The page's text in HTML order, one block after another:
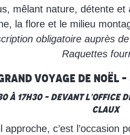
mêlant nature, détente et
la flore et le milieu
obligatoire auprès
Raquettes
Voyage de Noël
à 17h30 – Devant l’Office
Claux
approche, c’est l’occasion